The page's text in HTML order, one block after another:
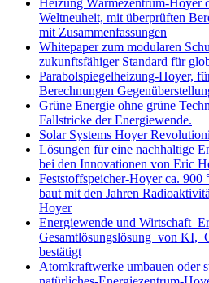
Heizung Wärmezentrum-Hoyer
Weltneuheit, mit überprüften
mit Zusammenfassungen
Whitepaper zum modularen
zukunftsfähiger Standard für
Parabolspiegelheizung-Hoyer,
Berechnungen
Grüne Energie ohne grüne
Fallstricke der Energiewende.
Solar Systems Hoyer
Lösungen für eine nachhaltige
bei den Innovationen von Eric
Feststoffspeicher-Hoyer ca. 900
baut mit den Jahren
Hoyer
Energiewende und Wirtschaft
Gesamtlösungslösung von KI,
bestätigt
Atomkraftwerke umbauen oder